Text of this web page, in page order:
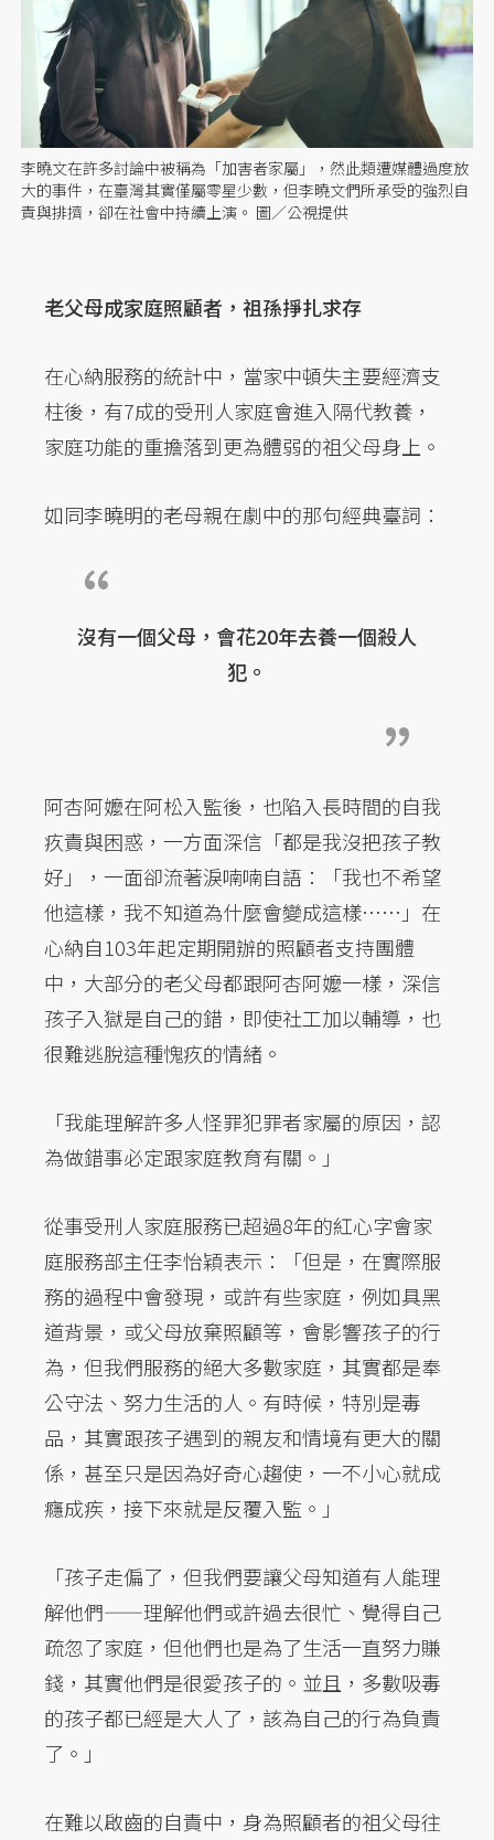
李曉文在許多討論中被稱為「加害者家屬」，然此類遭媒體過度放
大的事件，在臺灣其實僅屬零星少數，但李曉文們所承受的強烈自
責與排擠，卻在社會中持續上演。 圖／公視提供
老父母成家庭照顧者，祖孫掙扎求存
在心納服務的統計中，當家中頓失主要經濟支
柱後，有7成的受刑人家庭會進入隔代教養，
家庭功能的重擔落到更為體弱的祖父母身上。
如同李曉明的老母親在劇中的那句經典臺詞：
沒有一個父母，會花20年去養一個殺人
犯。
阿杏阿嬤在阿松入監後，也陷入長時間的自我
疚責與困惑，一方面深信「都是我沒把孩子教
好」，一面卻流著淚喃喃自語：「我也不希望
他這樣，我不知道為什麼會變成這樣……」在
心納自103年起定期開辦的照顧者支持團體
中，大部分的老父母都跟阿杏阿嬤一樣，深信
孩子入獄是自己的錯，即使社工加以輔導，也
很難逃脫這種愧疚的情緒。
「我能理解許多人怪罪犯罪者家屬的原因，認
為做錯事必定跟家庭教育有關。」
從事受刑人家庭服務已超過8年的紅心字會家
庭服務部主任李怡穎表示：「但是，在實際服
務的過程中會發現，或許有些家庭，例如具黑
道背景，或父母放棄照顧等，會影響孩子的行
為，但我們服務的絕大多數家庭，其實都是奉
公守法、努力生活的人。有時候，特別是毒
品，其實跟孩子遇到的親友和情境有更大的關
係，甚至只是因為好奇心趨使，一不小心就成
癮成疾，接下來就是反覆入監。」
「孩子走偏了，但我們要讓父母知道有人能理
解他們——理解他們或許過去很忙、覺得自己
疏忽了家庭，但他們也是為了生活一直努力賺
錢，其實他們是很愛孩子的。並且，多數吸毒
的孩子都已經是大人了，該為自己的行為負責
了。」
在難以啟齒的自責中，身為照顧者的祖父母往